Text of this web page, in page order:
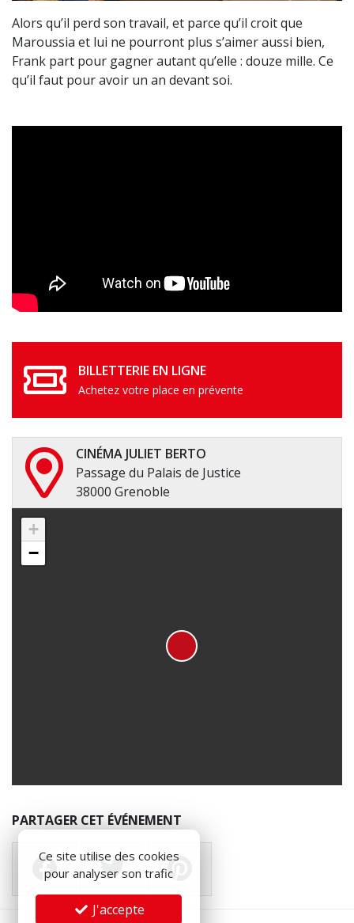
Alors qu’il perd son travail, et parce qu’il croit que
Maroussia et lui ne pourront plus s’aimer aussi bien,
Frank part pour gagner autant qu’elle : douze mille. Ce
qu’il faut pour avoir un an devant soi.
BILLETTERIE EN LIGNE
Achetez votre place en prévente
CINÉMA JULIET BERTO
Passage du Palais de Justice
38000 Grenoble
+
−
PARTAGER CET ÉVÉNEMENT
Ce site utilise des cookies
pour analyser son trafic
J'accepte